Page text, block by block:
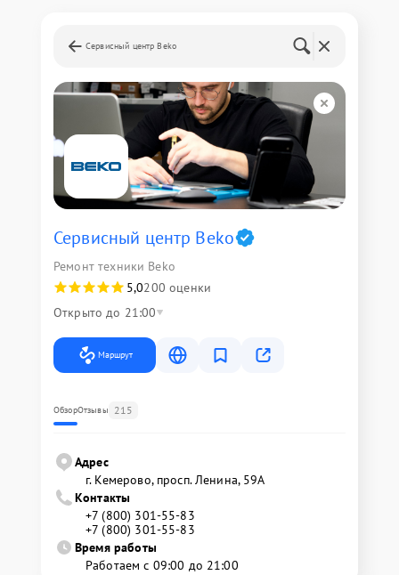
Сервисный центр Beko
Сервисный центр Beko
Ремонт техники Beko
5,0200 оценки
Открыто до 21:00
Маршрут
ОбзорОтзывы 215
Адрес
г. Кемерово, просп. Ленина, 59А
Контакты
+7 (800) 301-55-83
+7 (800) 301-55-83
Время работы
Работаем с 09:00 до 21:00